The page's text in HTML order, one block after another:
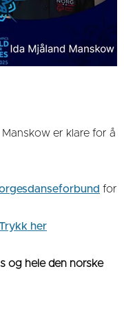
er klare for å
for
her
og hele den norske